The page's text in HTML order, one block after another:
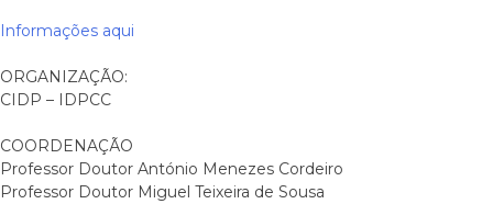
Informações aqui
ORGANIZAÇÃO:
CIDP – IDPCC
COORDENAÇÃO
Professor Doutor António Menezes Cordeiro
Professor Doutor Miguel Teixeira de Sousa